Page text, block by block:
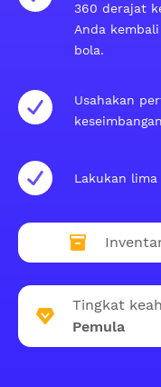
360 derajat
Anda
bola.
Usahakan
Lakukan
Tingkat
Pemula